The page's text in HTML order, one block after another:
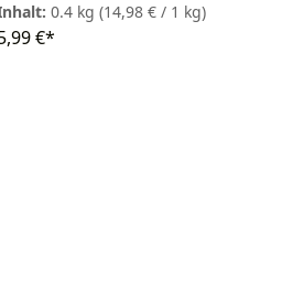
0.4 kg (14,98 € / 1 kg)
€*